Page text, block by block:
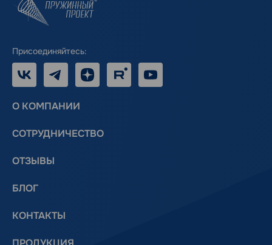
Присоединяйтесь:
Telegram Дзен RUTUBE
О КОМПАНИИ
СОТРУДНИЧЕСТВО
ОТЗЫВЫ
БЛОГ
КОНТАКТЫ